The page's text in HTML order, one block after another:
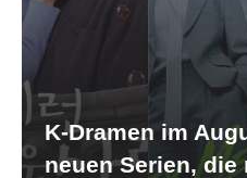
K-Dramen im
neuen Serien, die